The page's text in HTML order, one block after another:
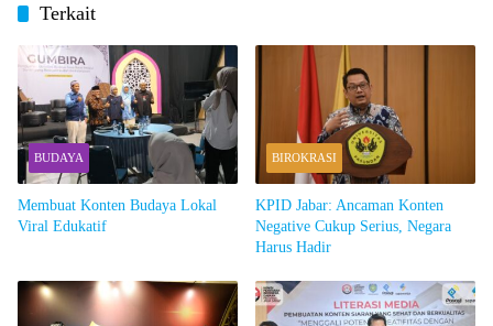
Terkait
BUDAYA
Membuat Konten Budaya Lokal
Viral Edukatif
BIROKRASI
KPID Jabar: Ancaman Konten
Negative Cukup Serius, Negara
Harus Hadir